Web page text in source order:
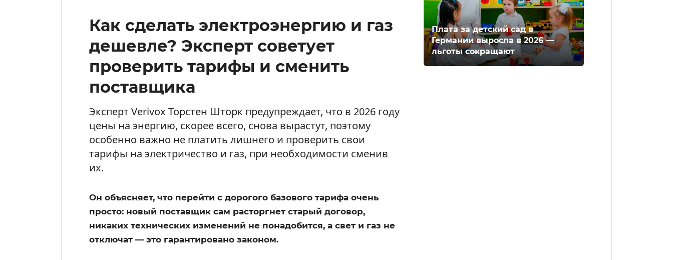
Как сделать электроэнергию и газ
дешевле? Эксперт советует
проверить тарифы и сменить
поставщика
Эксперт Verivox Торстен Шторк предупреждает, что в 2026 году
цены на энергию, скорее всего, снова вырастут, поэтому
особенно важно не платить лишнего и проверить свои
тарифы на электричество и газ, при необходимости сменив
их.
Он объясняет, что перейти с дорогого базового тарифа очень
просто: новый поставщик сам расторгнет старый договор,
никаких технических изменений не понадобится, а свет и газ не
отключат — это гарантировано законом.
Плата за детский сад в
Германии выросла в 2026 —
льготы сокращают